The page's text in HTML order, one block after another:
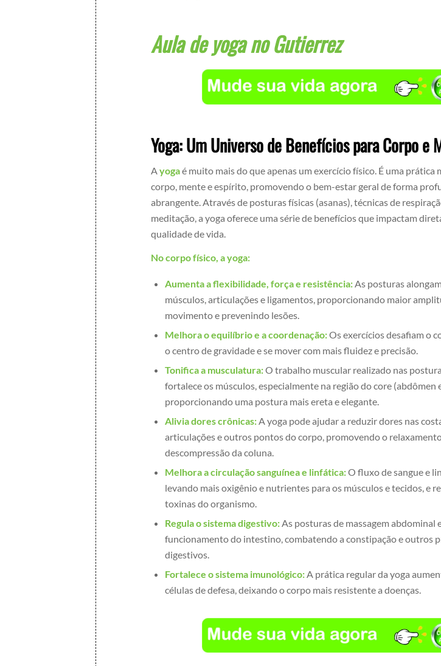
Aula de yoga no Gutierrez
Yoga: Um Universo de Benefícios para Corpo e
Ayogaé muito mais do que apenas um exercício físico. É uma prática
corpo, mente e espírito, promovendo o bem-estar geral de forma
abrangente. Através de posturas físicas (asanas), técnicas de
meditação, a yoga oferece uma série de benefícios que impactam
qualidade de vida.
No corpo físico, a yoga:
Aumenta a flexibilidade, força e resistência:As posturas
músculos, articulações e ligamentos, proporcionando maior
movimento e prevenindo lesões.
Melhora o equilíbrio e a coordenação:Os exercícios desafiam o
o centro de gravidade e se mover com mais fluidez e precisão.
Tonifica a musculatura:O trabalho muscular realizado nas
fortalece os músculos, especialmente na região do core (abdômen
proporcionando uma postura mais ereta e elegante.
Alivia dores crônicas:A yoga pode ajudar a reduzir dores nas
articulações e outros pontos do corpo, promovendo o
descompressão da coluna.
Melhora a circulação sanguínea e linfática:O fluxo de sangue e
levando mais oxigênio e nutrientes para os músculos e tecidos, e
toxinas do organismo.
Regula o sistema digestivo:As posturas de massagem abdominal
funcionamento do intestino, combatendo a constipação e outros
digestivos.
Fortalece o sistema imunológico:A prática regular da yoga
células de defesa, deixando o corpo mais resistente a doenças.